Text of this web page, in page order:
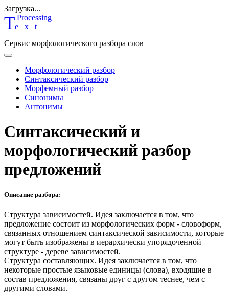
Загрузка...
Text
Processing
Сервис морфологического разбора слов
Морфологический разбор
Синтаксический разбор
Морфемный разбор
Синонимы
Антонимы
Синтаксический и
морфологический разбор
предложений
Описание разбора:
Структура зависимостей. Идея заключается в том, что
предложение состоит из морфологических форм - словоформ,
связанных отношением синтаксической зависимости, которые
могут быть изображены в иерархически упорядоченной
структуре - дереве зависимостей.
Структура составляющих. Идея заключается в том, что
некоторые простые языковые единицы (слова), входящие в
состав предложения, связаны друг с другом теснее, чем с
другими словами.